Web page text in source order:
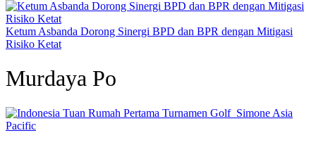
Ketum Asbanda Dorong Sinergi BPD dan BPR dengan Mitigasi
Risiko Ketat
Murdaya Po